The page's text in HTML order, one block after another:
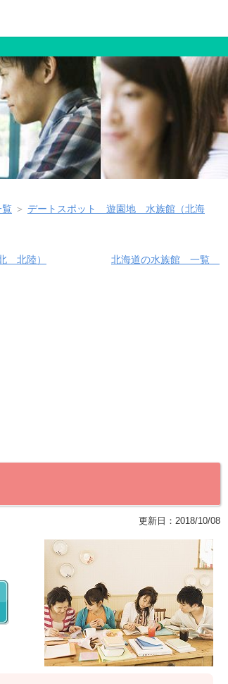
＞ デートスポット 遊園地 水族館（北海
北陸）
北海道の水族館 一覧
更新日： 2018/10/08